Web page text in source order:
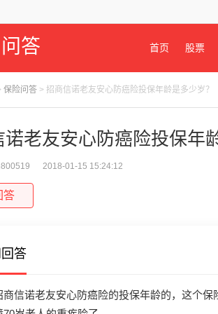
问答 首页 股票
保险问答 > 招商信诺老友安心防癌险投保年龄是多少岁？
老友安心防癌险投保年
2018-01-15 15:24:12
答
答
商信诺老友安心防癌险的投保年龄的，这个